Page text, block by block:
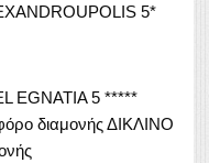
5*
EGNATIA 5 *****
διαμονής ΔΙΚΛΙΝΟ